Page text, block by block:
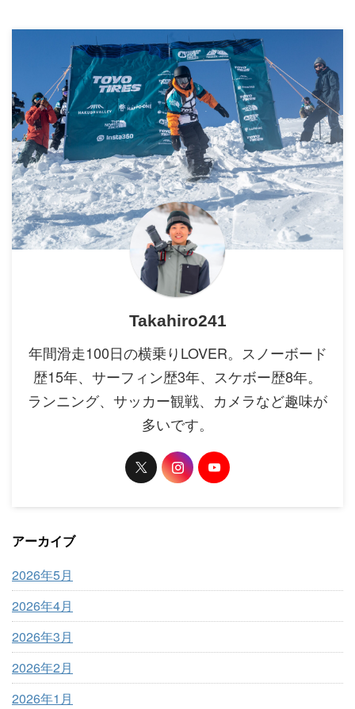
Takahiro241
年間滑走100日の横乗りLOVER。スノーボード
歴15年、サーフィン歴3年、スケボー歴8年。
ランニング、サッカー観戦、カメラなど趣味が
多いです。
アーカイブ
2026年5月
2026年4月
2026年3月
2026年2月
2026年1月